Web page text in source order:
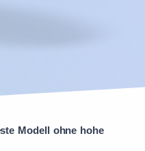
Modell ohne hohe